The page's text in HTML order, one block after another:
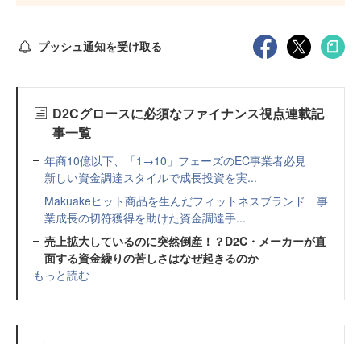
プッシュ通知を受け取る
D2Cグロースに必須なファイナンス視点連載記
事一覧
年商10億以下、「1→10」フェーズのEC事業者必見
新しい資金調達スタイルで成長投資を実...
Makuakeヒット商品を生んだフィットネスブランド 事
業成長の切符獲得を助けた資金調達手...
売上拡大しているのに突然倒産！？D2C・メーカーが直
面する資金繰りの苦しさはなぜ起きるのか
もっと読む